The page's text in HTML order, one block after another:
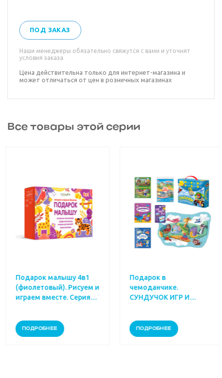
ПОД ЗАКАЗ
Наши менеджеры обязательно свяжутся с вами и уточнят
условия заказа
Цена действительна только для интернет-магазина и
может отличаться от цен в розничных магазинах
Все товары этой серии
Подарок малышу 4в1
(фиолетовый). Рисуем и
играем вместе. Серия
ПОДРОБНЕЕ
Подарок в
чемоданчике.
СУНДУЧОК ИГР И
ПОДРОБНЕЕ